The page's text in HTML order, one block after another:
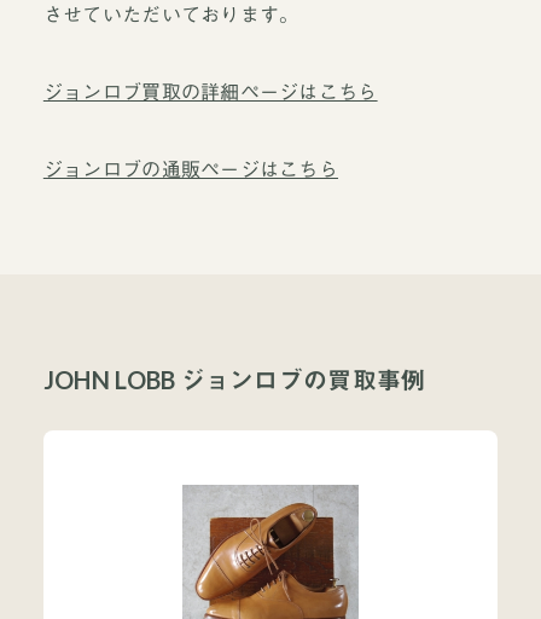
させていただいております。
ジョンロブ買取の詳細ページはこちら
ジョンロブの通販ページはこちら
JOHN LOBB ジョンロブの買取事例